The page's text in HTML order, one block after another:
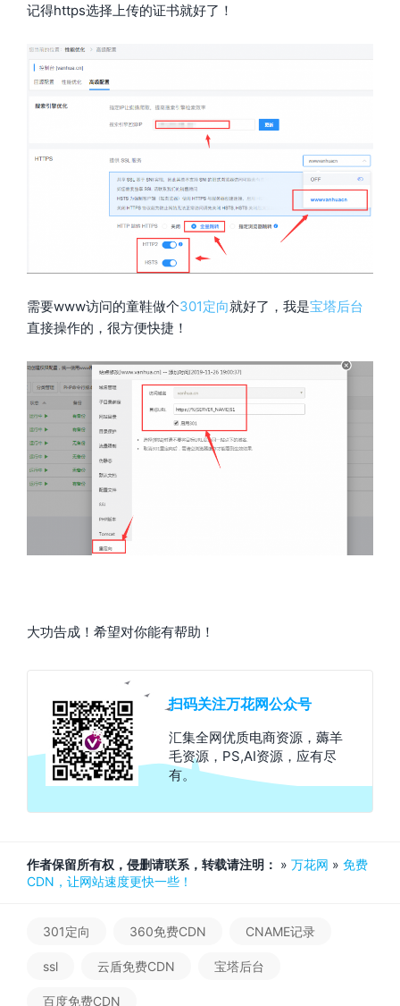
记得https选择上传的证书就好了！
需要www访问的童鞋做个301定向就好了，我是宝塔后台
直接操作的，很方便快捷！
大功告成！希望对你能有帮助！
扫码关注万花网公众号
汇集全网优质电商资源，薅羊
毛资源，PS,AI资源，应有尽
有。
作者保留所有权，侵删请联系，转载请注明： » 万花网 » 免费
CDN，让网站速度更快一些！
301定向 360免费CDN CNAME记录
ssl 云盾免费CDN 宝塔后台
百度免费CDN